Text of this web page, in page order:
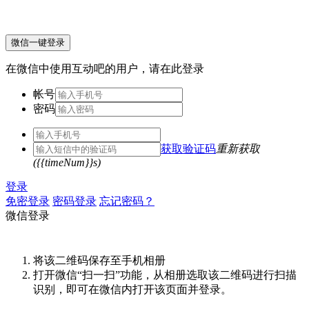
微信一键登录
在微信中使用互动吧的用户，请在此登录
帐号
密码
获取验证码重新获取
({{timeNum}}s)
登录
免密登录 密码登录 忘记密码？
微信登录
将该二维码保存至手机相册
打开微信“扫一扫”功能，从相册选取该二维码进行扫描
识别，即可在微信内打开该页面并登录。